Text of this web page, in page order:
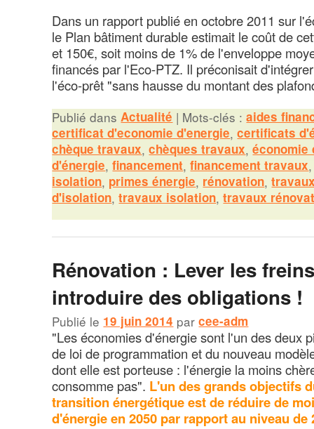
Dans un rapport publié en octobre 2011 sur
le Plan bâtiment durable estimait le coût de
et 150€, soit moins de 1% de l'enveloppe
financés par l'Eco-PTZ. Il préconisait
l'éco-prêt "sans hausse du montant des
Publié dans Actualité | Mots-clés : aides
certificat d'economie d'energie,certificats
chèque travaux,chèques travaux,économie
d'énergie,financement,financement travaux
isolation, primes énergie, rénovation,
d'isolation,travaux isolation,travaux
Rénovation : Lever les
introduire des obligations !
Publié le 19 juin 2014 parcee-adm
"Les économies d'énergie sont l'un des deux
de loi de programmation et du nouveau
dont elle est porteuse : l'énergie la moins
consomme pas". L'un des grands objectifs
transition énergétique est de réduire de
d'énergie en 2050 par rapport au niveau de